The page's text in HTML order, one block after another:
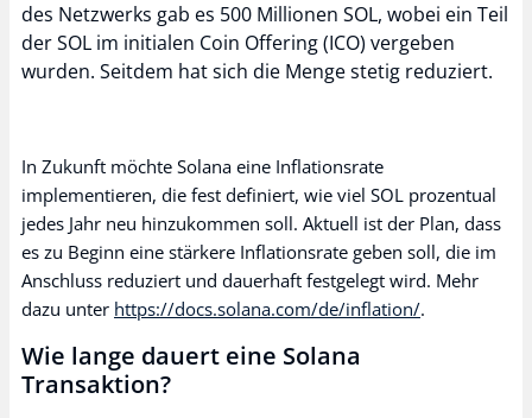
des Netzwerks gab es 500 Millionen SOL, wobei ein Teil
der SOL im initialen Coin Offering (ICO) vergeben
wurden. Seitdem hat sich die Menge stetig reduziert.
In Zukunft möchte Solana eine Inflationsrate
implementieren, die fest definiert, wie viel SOL prozentual
jedes Jahr neu hinzukommen soll. Aktuell ist der Plan, dass
es zu Beginn eine stärkere Inflationsrate geben soll, die im
Anschluss reduziert und dauerhaft festgelegt wird. Mehr
dazu unter https://docs.solana.com/de/inflation/.
Wie lange dauert eine Solana
Transaktion?